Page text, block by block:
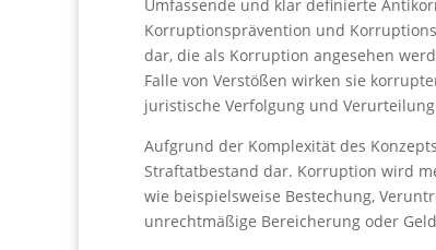
Umfassende und klar definierte
Korruptionsprävention und
dar, die als Korruption angesehen
Falle von Verstößen wirken sie
juristische Verfolgung und
Aufgrund der Komplexität des
Straftatbestand dar. Korruption wird
wie beispielsweise Bestechung,
unrechtmäßige Bereicherung oder